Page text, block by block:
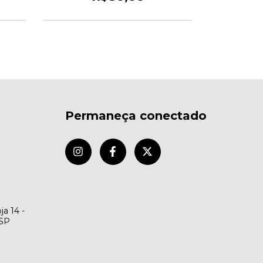
14 -
Permaneça conectado